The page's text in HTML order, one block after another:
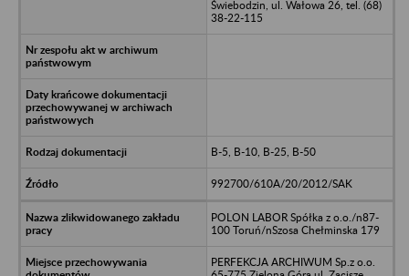
Świebodzin, ul. Wałowa 26, tel. (68)
38-22-115
B-5, B-10, B-25, B-50
992700/610A/20/2012/SAK
POLON LABOR Spółka z o.o./n87-
100 Toruń/nSzosa Chełminska 179
PERFEKCJA ARCHIWUM Sp.z o.o.